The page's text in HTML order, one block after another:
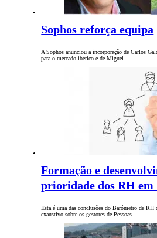
Sophos reforça equipa
A Sophos anunciou a incorporação de Carlos
para o mercado ibérico e de Miguel…
Formação e
prioridade dos RH em
Esta é uma das conclusões do Barómetro de
exaustivo sobre os gestores de Pessoas…